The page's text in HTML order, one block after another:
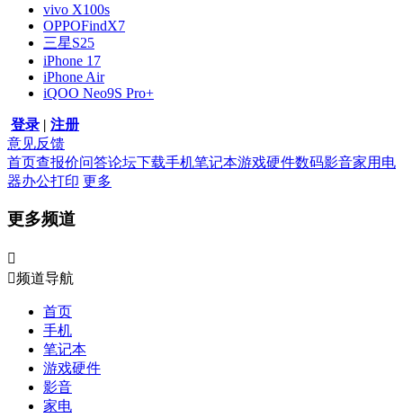
vivo X100s
OPPOFindX7
三星S25
iPhone 17
iPhone Air
iQOO Neo9S Pro+
登录 | 注册
意见反馈
首页查报价问答论坛下载手机笔记本游戏硬件数码影音家用电
器办公打印 更多
更多频道

频道导航
首页
手机
笔记本
游戏硬件
影音
家电